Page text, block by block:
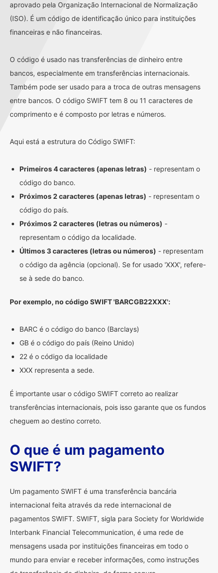
aprovado pela Organização Internacional de Normalização
(ISO). É um código de identificação único para instituições
financeiras e não financeiras.
O código é usado nas transferências de dinheiro entre
bancos, especialmente em transferências internacionais.
Também pode ser usado para a troca de outras mensagens
entre bancos. O código SWIFT tem 8 ou 11 caracteres de
comprimento e é composto por letras e números.
Aqui está a estrutura do Código SWIFT:
Primeiros 4 caracteres (apenas letras) - representam o
código do banco.
Próximos 2 caracteres (apenas letras) - representam o
código do país.
Próximos 2 caracteres (letras ou números) -
representam o código da localidade.
Últimos 3 caracteres (letras ou números) - representam
o código da agência (opcional). Se for usado 'XXX', refere-
se à sede do banco.
Por exemplo, no código SWIFT 'BARCGB22XXX':
BARC é o código do banco (Barclays)
GB é o código do país (Reino Unido)
22 é o código da localidade
XXX representa a sede.
É importante usar o código SWIFT correto ao realizar
transferências internacionais, pois isso garante que os fundos
cheguem ao destino correto.
O que é um pagamento
SWIFT?
Um pagamento SWIFT é uma transferência bancária
internacional feita através da rede internacional de
pagamentos SWIFT. SWIFT, sigla para Society for Worldwide
Interbank Financial Telecommunication, é uma rede de
mensagens usada por instituições financeiras em todo o
mundo para enviar e receber informações, como instruções